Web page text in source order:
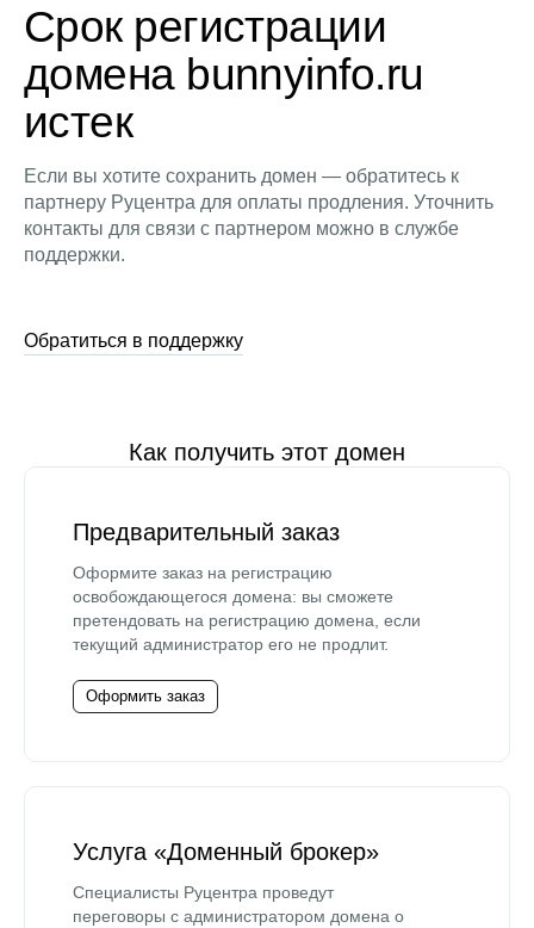
Срок регистрации
домена bunnyinfo.ru
истек
Если вы хотите сохранить домен — обратитесь к
партнеру Руцентра для оплаты продления. Уточнить
контакты для связи с партнером можно в службе
поддержки.
Обратиться в поддержку
Как получить этот домен
Предварительный заказ
Оформите заказ на регистрацию
освобождающегося домена: вы сможете
претендовать на регистрацию домена, если
текущий администратор его не продлит.
Оформить заказ
Услуга «Доменный брокер»
Специалисты Руцентра проведут
переговоры с администратором домена о